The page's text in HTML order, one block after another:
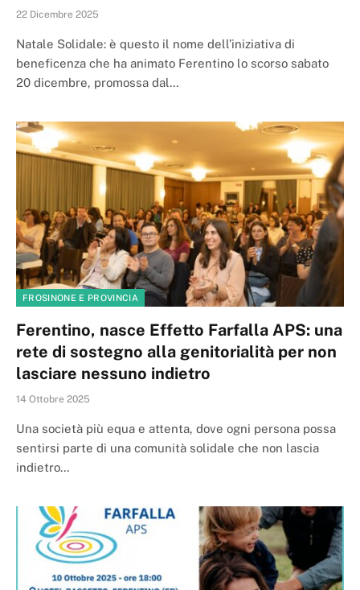
22 Dicembre 2025
Natale Solidale: è questo il nome dell’iniziativa di
beneficenza che ha animato Ferentino lo scorso sabato
20 dicembre, promossa dal…
FROSINONE E PROVINCIA
Ferentino, nasce Effetto Farfalla APS: una
rete di sostegno alla genitorialità per non
lasciare nessuno indietro
14 Ottobre 2025
Una società più equa e attenta, dove ogni persona possa
sentirsi parte di una comunità solidale che non lascia
indietro…